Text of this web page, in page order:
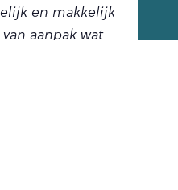
en makkelijk
aanpak wat